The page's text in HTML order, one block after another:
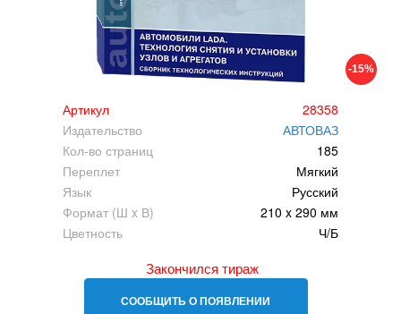
-15%
Артикул
28358
Издательство
АВТОВАЗ
Кол-во страниц
185
Переплет
Мягкий
Язык
Русский
Формат (Ш x В)
210 x 290 мм
Цветность
Ч/Б
Закончился тираж
СООБЩИТЬ О ПОЯВЛЕНИИ